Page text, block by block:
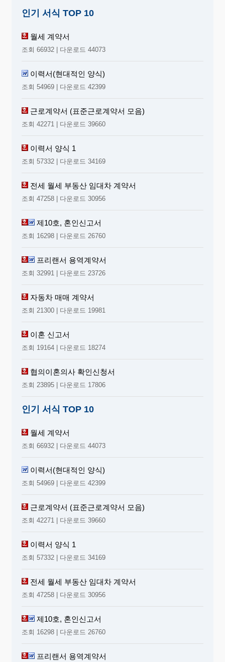
10. 사진은 최근의 것으로 규격에 맞는 것을 붙인다.
이력서에는 국.영문을 막론하고 필수적으로 사진이
요구된다. 이때 너무 오래되었거나 낡은 사진, 또는
규격에 맞지 않는 사진을 붙여서는 안된다. 사진은
굳이 흑백보다 컬러가 낫다는 기준은 없으나 대부분
의 외국기업이나 일부 몇몇 기업에서는 컬러사진을
요구하고 있으므로 이때에는 그것에 맞춰야 한다. 사
진 규격의 경우에는 대부분이 명함판 또는 반명함판
크기의 사진을 요구하는 곳이 많기 때문에 이 두 가
지 규격의 사진을 미리 준비해두는 것이 좋다.
인기 서식 TOP 10
월세 계약서
조회 66932 | 다운로드 44073
이력서(현대적인 양식)
조회 54969 | 다운로드 42399
근로계약서 (표준근로계약서 모음)
조회 42271 | 다운로드 39660
이력서 양식 1
조회 57332 | 다운로드 34169
전세 월세 부동산 임대차 계약서
조회 47258 | 다운로드 30956
제10호, 혼인신고서
조회 16298 | 다운로드 26760
프리랜서 용역계약서
조회 32991 | 다운로드 23726
자동차 매매 계약서
조회 21300 | 다운로드 19981
이혼 신고서
조회 19164 | 다운로드 18274
협의이혼의사 확인신청서
조회 23895 | 다운로드 17806
인기 서식 TOP 10
월세 계약서
조회 66932 | 다운로드 44073
이력서(현대적인 양식)
조회 54969 | 다운로드 42399
근로계약서 (표준근로계약서 모음)
조회 42271 | 다운로드 39660
이력서 양식 1
조회 57332 | 다운로드 34169
전세 월세 부동산 임대차 계약서
조회 47258 | 다운로드 30956
제10호, 혼인신고서
조회 16298 | 다운로드 26760
프리랜서 용역계약서